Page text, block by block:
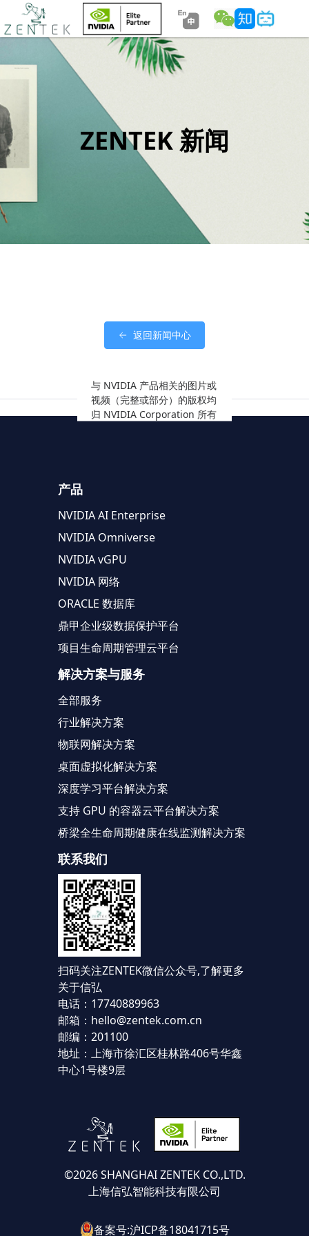
ZENTEK 新闻
返回新闻中心
与 NVIDIA 产品相关的图片或
视频（完整或部分）的版权均
归 NVIDIA Corporation 所有
产品
NVIDIA AI Enterprise
NVIDIA Omniverse
NVIDIA vGPU
NVIDIA 网络
ORACLE 数据库
鼎甲企业级数据保护平台
项目生命周期管理云平台
解决方案与服务
全部服务
行业解决方案
物联网解决方案
桌面虚拟化解决方案
深度学习平台解决方案
支持 GPU 的容器云平台解决方案
桥梁全生命周期健康在线监测解决方案
联系我们
扫码关注ZENTEK微信公众号,了解更多
关于信弘
电话：17740889963
邮箱：hello@zentek.com.cn
邮编：201100
地址：上海市徐汇区桂林路406号华鑫
中心1号楼9层
©2026 SHANGHAI ZENTEK CO.,LTD.
上海信弘智能科技有限公司
备案号:沪ICP备18041715号